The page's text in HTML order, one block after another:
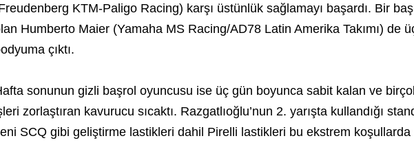
KTM-Paligo Racing) karşı üstünlük sağlamayı başardı. Bir
Humberto Maier (Yamaha MS Racing/AD78 Latin Amerika Takımı) de
çıktı.
sonunun gizli başrol oyuncusu ise üç gün boyunca sabit kalan ve
zorlaştıran kavurucu sıcaktı. Razgatlıoğlu’nun 2. yarışta kullandığı
SCQ gibi geliştirme lastikleri dahil Pirelli lastikleri bu ekstrem